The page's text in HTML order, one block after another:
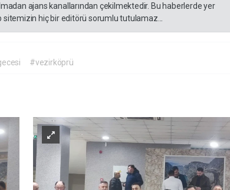
ajans kanallarından çekilmektedir. Bu haberlerde yer
hiç bir editörü sorumlu tutulamaz...
#vezirköprü